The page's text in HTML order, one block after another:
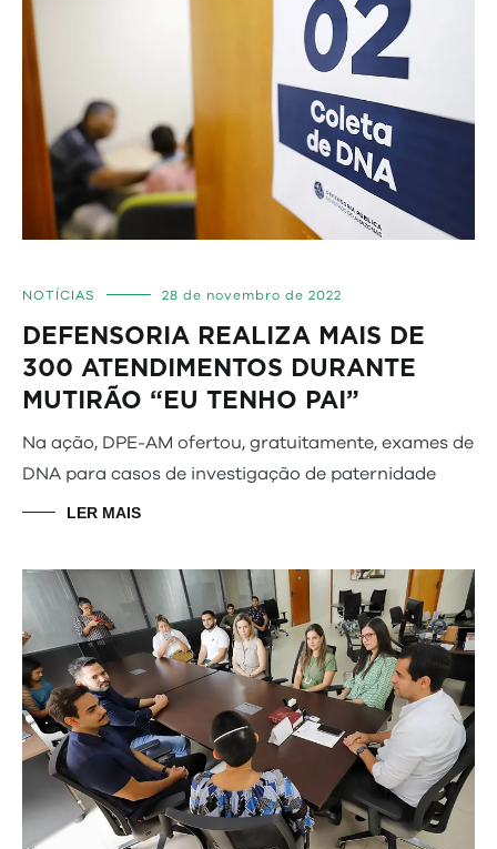
NOTÍCIAS 28 de novembro de 2022
DEFENSORIA REALIZA MAIS DE
300 ATENDIMENTOS DURANTE
MUTIRÃO “EU TENHO PAI”
Na ação, DPE-AM ofertou, gratuitamente, exames de
DNA para casos de investigação de paternidade
LER MAIS